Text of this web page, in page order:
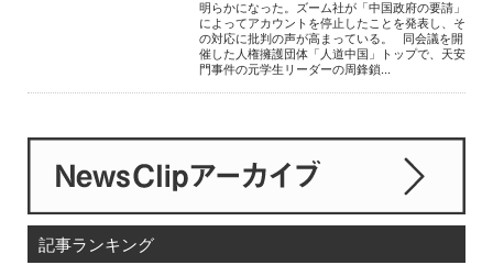
明らかになった。ズーム社が「中国政府の要請」
によってアカウントを停止したことを発表し、そ
の対応に批判の声が高まっている。 同会議を開
催した人権擁護団体「人道中国」トップで、天安
門事件の元学生リーダーの周鋒鎖...
記事ランキング